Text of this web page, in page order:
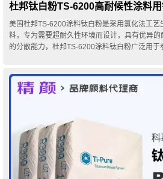
杜邦钛白粉TS-6200高耐候性涂料
美国杜邦TS-6200涂料钛白粉是采用氯化法工
料，专为需要超耐久性环境而设计，具有优异
的分散能力，杜邦TS-6200涂料钛白粉广泛用于